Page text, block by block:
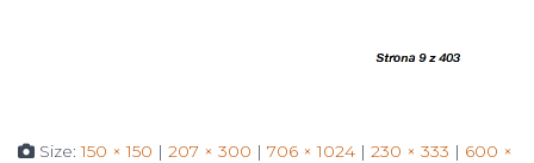
Size:150 × 150 | 207 × 300 | 706 × 1024 | 230 × 333 | 600 ×